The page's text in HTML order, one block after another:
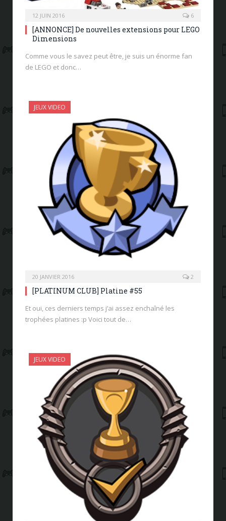
12 JUIN 2016 6
[ANNONCE] De nouvelles extensions pour LEGO
Dimensions
Comme vous le savez peut être, je suis un énorme fan
de LEGO et donc…
JEUX VIDEO
20 JANVIER 2016 2
[PLATINUM CLUB] Platine #55
Et oui, ces derniers temps j’ai assez enchaîné les
trophées platines :p Voici tout de…
JEUX VIDEO